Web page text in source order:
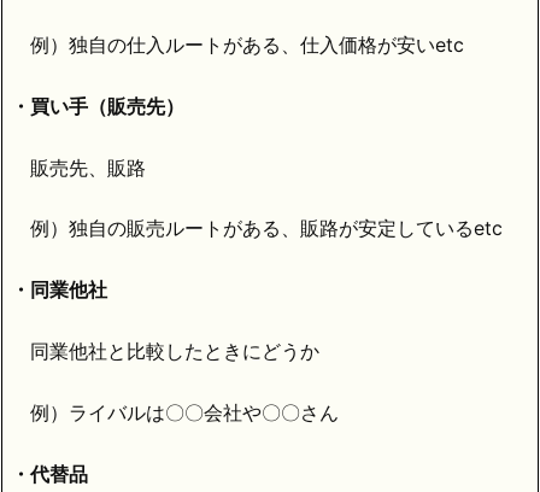
例）独自の仕入ルートがある、仕入価格が安いetc
・買い手（販売先）
販売先、販路
例）独自の販売ルートがある、販路が安定しているetc
・同業他社
同業他社と比較したときにどうか
例）ライバルは〇〇会社や〇〇さん
・代替品